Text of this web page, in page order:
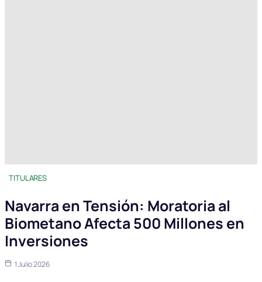
TITULARES
Navarra en Tensión: Moratoria al
Biometano Afecta 500 Millones en
Inversiones
1 Julio 2026